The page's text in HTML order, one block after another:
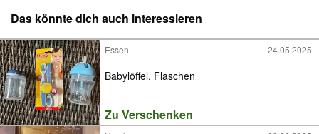
Das könnte dich auch interessieren
Essen 24.05.2025
Babylöffel, Flaschen
Zu Verschenken